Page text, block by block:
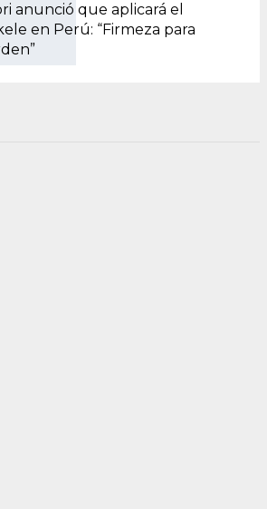
anunció que aplicará el
en Perú: “Firmeza para